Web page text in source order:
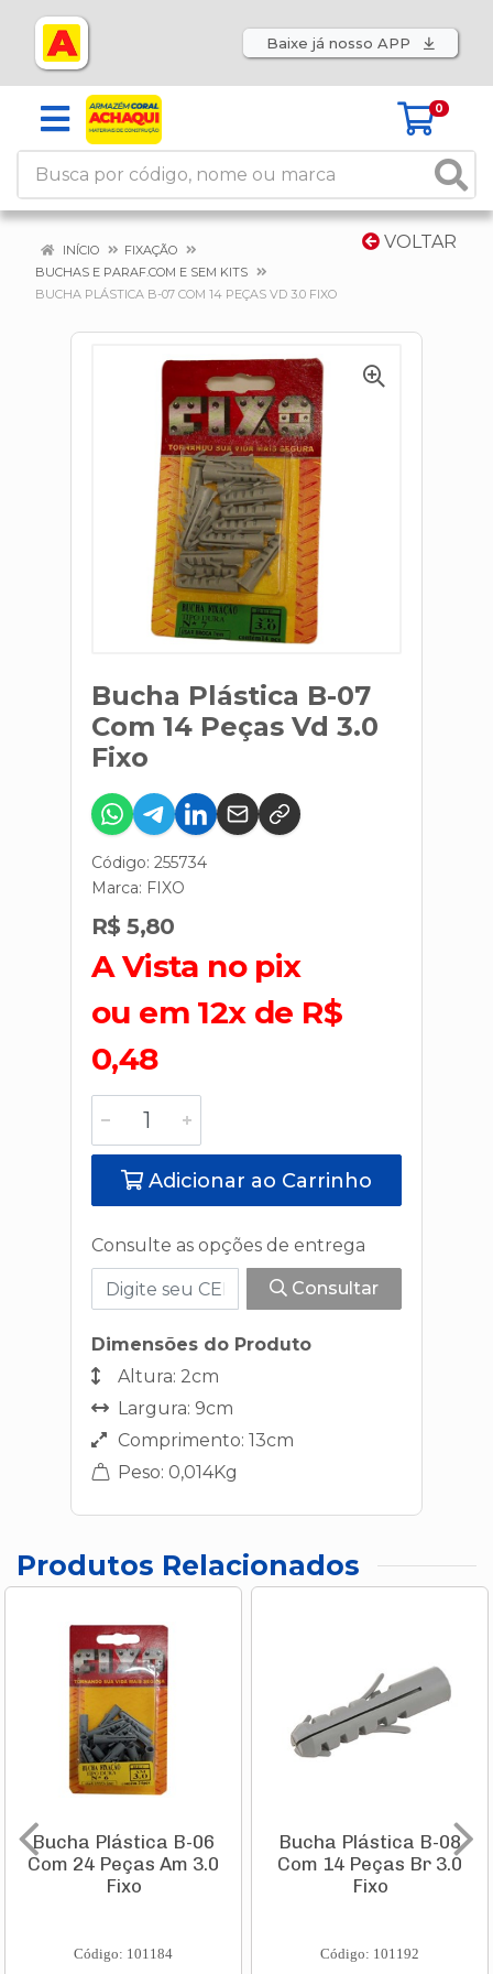
Baixe já nosso APP
0
VOLTAR
INÍCIO
FIXAÇÃO
BUCHAS E PARAF.COM E SEM KITS
BUCHA PLÁSTICA B-07 COM 14 PEÇAS VD 3.0 FIXO
Bucha Plástica B-07
Com 14 Peças Vd 3.0
Fixo
Código: 255734
Marca: FIXO
R$ 5,80
A Vista no pix
ou em 12x de R$
0,48
Adicionar ao Carrinho
Consulte as opções de entrega
Consultar
Dimensões do Produto
Altura: 2cm
Largura: 9cm
Comprimento: 13cm
Peso: 0,014Kg
Produtos Relacionados
Bucha Plástica B-06
Com 24 Peças Am 3.0
Fixo
Código: 101184
Bucha Plástica B-08
Com 14 Peças Br 3.0
Fixo
Código: 101192